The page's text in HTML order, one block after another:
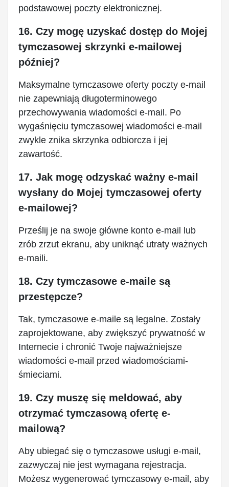
podstawowej poczty elektronicznej.
16. Czy mogę uzyskać dostęp do Mojej
tymczasowej skrzynki e-mailowej
później?
Maksymalne tymczasowe oferty poczty e-mail
nie zapewniają długoterminowego
przechowywania wiadomości e-mail. Po
wygaśnięciu tymczasowej wiadomości e-mail
zwykle znika skrzynka odbiorcza i jej
zawartość.
17. Jak mogę odzyskać ważny e-mail
wysłany do Mojej tymczasowej oferty
e-mailowej?
Prześlij je na swoje główne konto e-mail lub
zrób zrzut ekranu, aby uniknąć utraty ważnych
e-maili.
18. Czy tymczasowe e-maile są
przestępcze?
Tak, tymczasowe e-maile są legalne. Zostały
zaprojektowane, aby zwiększyć prywatność w
Internecie i chronić Twoje najważniejsze
wiadomości e-mail przed wiadomościami-
śmieciami.
19. Czy muszę się meldować, aby
otrzymać tymczasową ofertę e-
mailową?
Aby ubiegać się o tymczasowe usługi e-mail,
zazwyczaj nie jest wymagana rejestracja.
Możesz wygenerować tymczasowy e-mail, aby